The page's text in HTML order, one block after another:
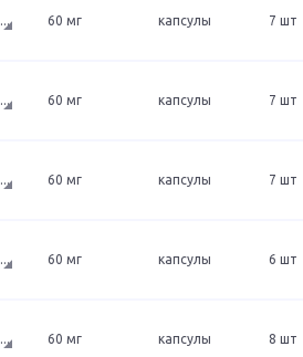
... 60 мг капсулы 7 шт
... 60 мг капсулы 7 шт
... 60 мг капсулы 7 шт
... 60 мг капсулы 6 шт
... 60 мг капсулы 8 шт